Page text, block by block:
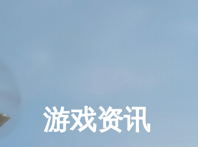
游戏资讯